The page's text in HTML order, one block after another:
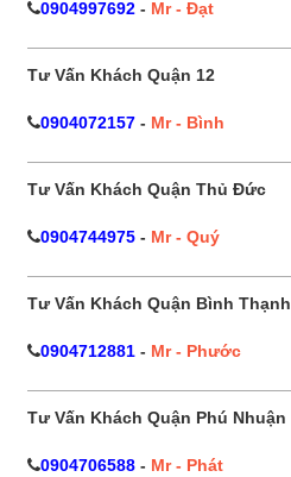
0904997692 - Mr - Đạt
Tư Vấn Khách Quận 12
0904072157 - Mr - Bình
Tư Vấn Khách Quận Thủ Đức
0904744975 - Mr - Quý
Tư Vấn Khách Quận Bình Thạnh
0904712881 - Mr - Phước
Tư Vấn Khách Quận Phú Nhuận
0904706588 - Mr - Phát